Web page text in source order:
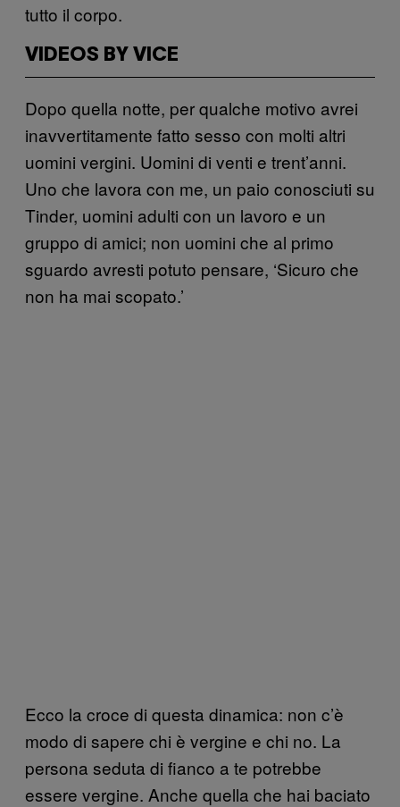
tutto il corpo.
VIDEOS BY VICE
Dopo quella notte, per qualche motivo avrei
inavvertitamente fatto sesso con molti altri
uomini vergini. Uomini di venti e trent’anni.
Uno che lavora con me, un paio conosciuti su
Tinder, uomini adulti con un lavoro e un
gruppo di amici; non uomini che al primo
sguardo avresti potuto pensare, ‘Sicuro che
non ha mai scopato.’
Ecco la croce di questa dinamica: non c’è
modo di sapere chi è vergine e chi no. La
persona seduta di fianco a te potrebbe
essere vergine. Anche quella che hai baciato